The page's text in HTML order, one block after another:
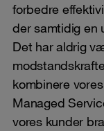
forbedre
der samtidig en
Det har aldrig
kombinere
Managed
vores kunder